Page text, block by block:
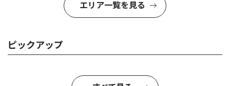
エリア一覧を見る
ピックアップ